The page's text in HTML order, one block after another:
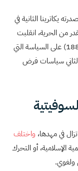
يكاترينا الثانية في
من الحرية، انقلبت
حكومة القيصر ألكسندر الثاني (حكم فترة 1855-1881) على السياسة التي
الثاني سياسات فرض
واختلف
الإسلامية، أو التحرك
ولغوي.